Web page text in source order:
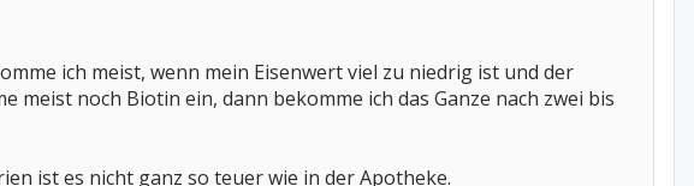
ich meist, wenn mein Eisenwert viel zu niedrig ist und der
meist noch Biotin ein, dann bekomme ich das Ganze nach zwei bis
ist es nicht ganz so teuer wie in der Apotheke.